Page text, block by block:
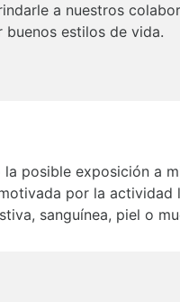
a nuestros
buenos estilos de vida.
la posible exposición a
por la actividad
sanguínea, piel o